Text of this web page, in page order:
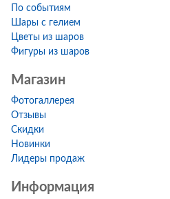
По событиям
Шары с гелием
Цветы из шаров
Фигуры из шаров
Магазин
Фотогаллерея
Отзывы
Скидки
Новинки
Лидеры продаж
Информация